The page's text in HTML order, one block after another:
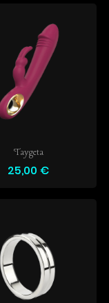
Taygeta
25,00 €